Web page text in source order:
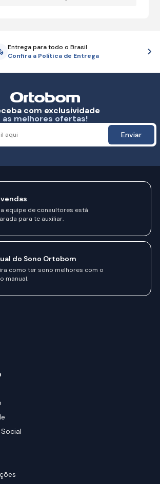
Entrega para todo o Brasil
Confira a Política de Entrega
com exclusividade
as melhores ofertas!
Enviar
equipe de consultores está
para te auxiliar.
do Sono Ortobom
como ter sono melhores com o
manual.